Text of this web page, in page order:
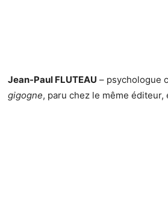
Jean-Paul FLUTEAU – psychologue
gigogne, paru chez le même éditeur,